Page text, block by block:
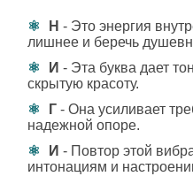
Н - Это энергия
лишнее и беречь
И - Эта буква дает
скрытую красоту.
Г - Она усиливает
надежной опоре.
И - Повтор этой
интонациям и